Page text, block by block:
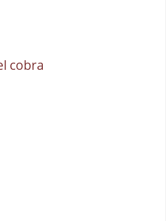
cobra